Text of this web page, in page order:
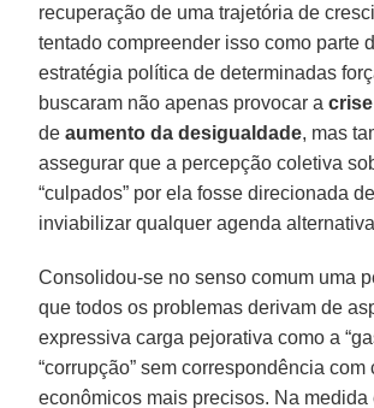
recuperação de uma trajetória de
tentado compreender isso como parte
estratégia política de determinadas
buscaram não apenas provocar a
de aumento da desigualdade, mas
assegurar que a percepção coletiva
“culpados” por ela fosse direcionada
inviabilizar qualquer agenda
Consolidou-se no senso comum uma
que todos os problemas derivam de
expressiva carga pejorativa como a
“corrupção” sem correspondência com
econômicos mais precisos. Na medida